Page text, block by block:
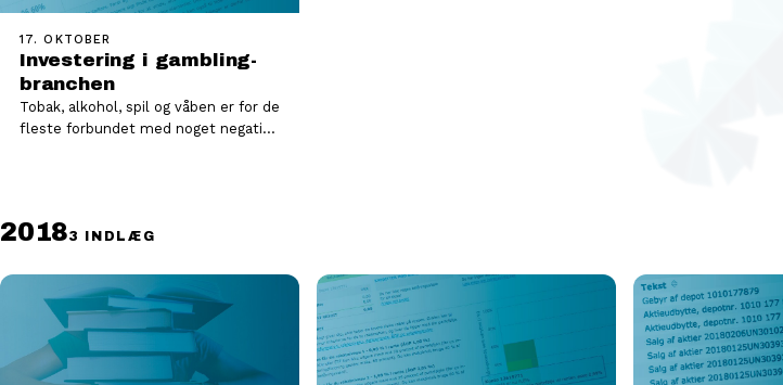
17. OKTOBER
Investering i gambling-
branchen
Tobak, alkohol, spil og våben er for de
fleste forbundet med noget negativt,
20183 INDLÆG